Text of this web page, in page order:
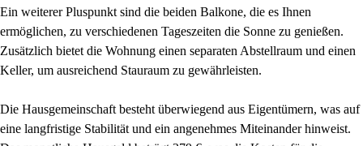
Ein weiterer Pluspunkt sind die beiden Balkone, die es Ihnen
ermöglichen, zu verschiedenen Tageszeiten die Sonne zu genießen.
Zusätzlich bietet die Wohnung einen separaten Abstellraum und einen
Keller, um ausreichend Stauraum zu gewährleisten.
Die Hausgemeinschaft besteht überwiegend aus Eigentümern, was auf
eine langfristige Stabilität und ein angenehmes Miteinander hinweist.